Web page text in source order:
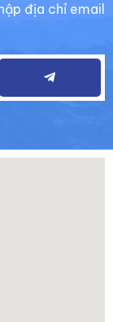
địa chỉ email